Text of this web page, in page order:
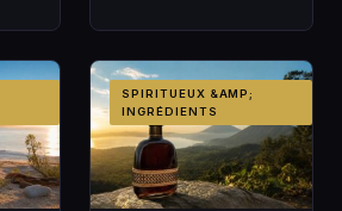
SPIRITUEUX &AMP;
INGRÉDIENTS